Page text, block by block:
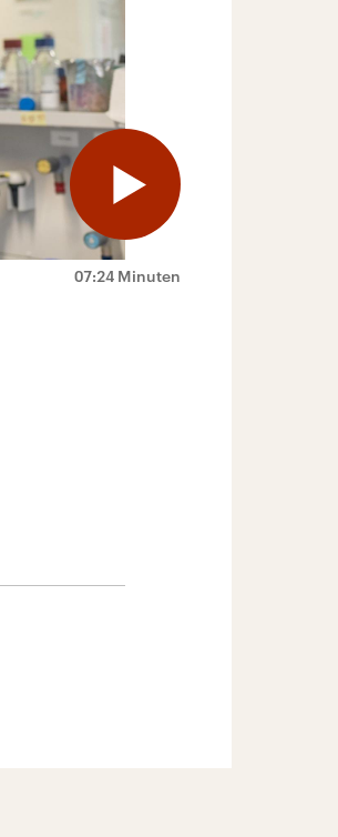
07:24 Minuten